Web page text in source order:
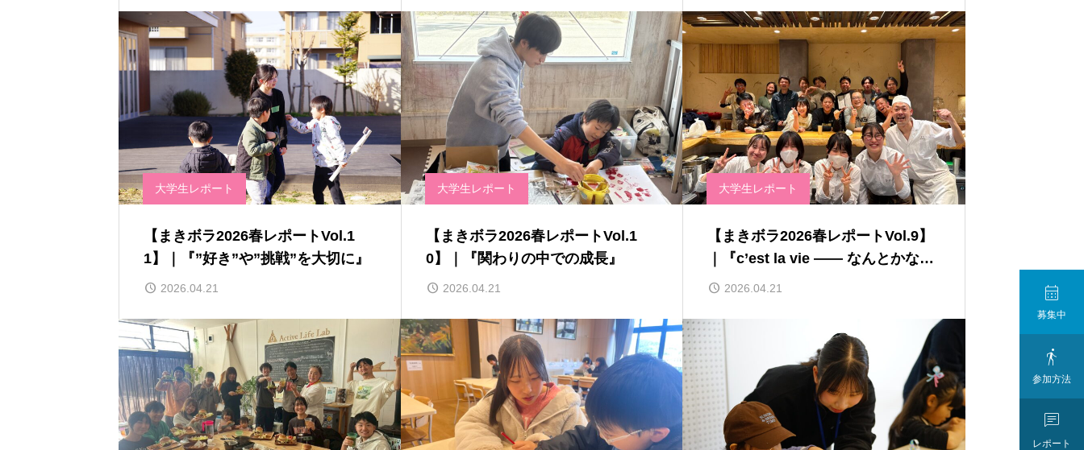
大学生レポート
【まきボラ2026春レポートVol.1
1】｜『”好き”や”挑戦”を大切に』
2026.04.21
大学生レポート
【まきボラ2026春レポートVol.1
0】｜『関わりの中での成長』
2026.04.21
大学生レポート
【まきボラ2026春レポートVol.9】
｜『c’est la vie —— なんとかなる
さ』2026.04.21 
募集中

参加方法

レポート